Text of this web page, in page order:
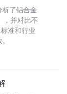
析了铝合金
，并对比不
准和行业